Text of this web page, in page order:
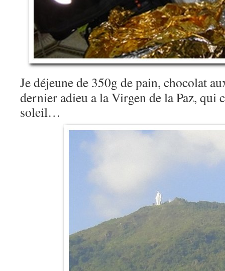
Je déjeune de 350g de pain, chocolat
dernier adieu a la Virgen de la Paz, qui
soleil…